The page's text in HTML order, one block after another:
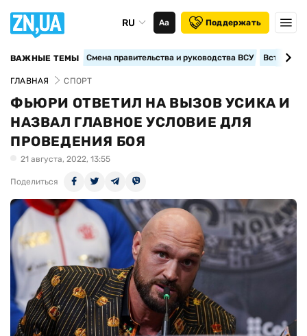
RU Аа Поддержать
ВАЖНЫЕ ТЕМЫ Смена правительства и руководства ВСУ
ГЛАВНАЯ СПОРТ
ФЬЮРИ ОТВЕТИЛ НА ВЫЗОВ УСИКА И
НАЗВАЛ ГЛАВНОЕ УСЛОВИЕ ДЛЯ
ПРОВЕДЕНИЯ БОЯ
21 августа, 2022, 13:55
Поделиться